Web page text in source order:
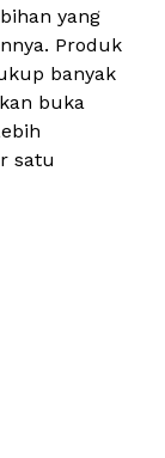
yang
Produk
banyak
buka
satu